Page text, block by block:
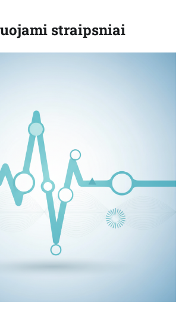
straipsniai